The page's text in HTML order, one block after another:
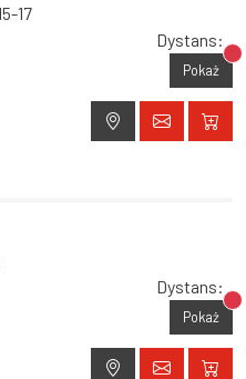
17
Dystans:
Pokaż
Dystans:
Pokaż